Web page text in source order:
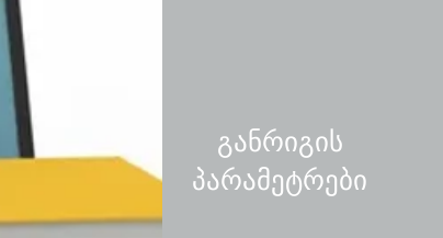
განრიგის
პარამეტრები